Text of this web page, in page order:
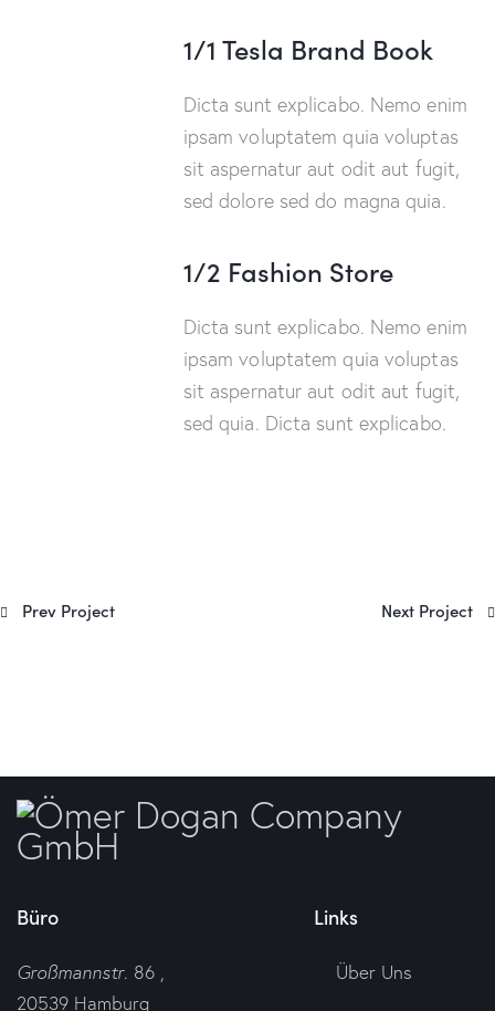
1/1 Tesla Brand Book
Dicta sunt explicabo. Nemo enim
ipsam voluptatem quia voluptas
sit aspernatur aut odit aut fugit,
sed dolore sed do magna quia.
1/2 Fashion Store
Dicta sunt explicabo. Nemo enim
ipsam voluptatem quia voluptas
sit aspernatur aut odit aut fugit,
sed quia. Dicta sunt explicabo.
Prev Project Next Project
Büro
Großmannstr. 86 ,
20539 Hamburg
Links
Über Uns